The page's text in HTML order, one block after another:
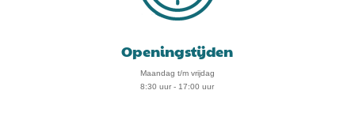
Openingstijden
Maandag t/m vrijdag
8:30 uur - 17:00 uur